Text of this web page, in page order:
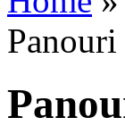
Panouri